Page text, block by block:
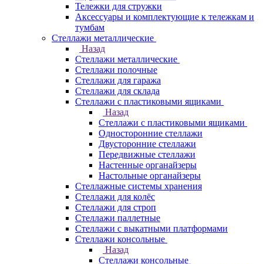
Тележки для стружки
Аксесcуары и комплектующие к тележкам и
тумбам
Стеллажи металлические
Назад
Стеллажи металлические
Стеллажи полочные
Стеллажи для гаража
Стеллажи для склада
Стеллажи с пластиковыми ящиками
Назад
Стеллажи с пластиковыми ящиками
Односторонние стеллажи
Двусторонние стеллажи
Передвижные стеллажи
Настенные органайзеры
Настольные органайзеры
Стеллажные системы хранения
Стеллажи для колёс
Стеллажи для строп
Стеллажи паллетные
Стеллажи с выкатными платформами
Стеллажи консольные
Назад
Стеллажи консольные